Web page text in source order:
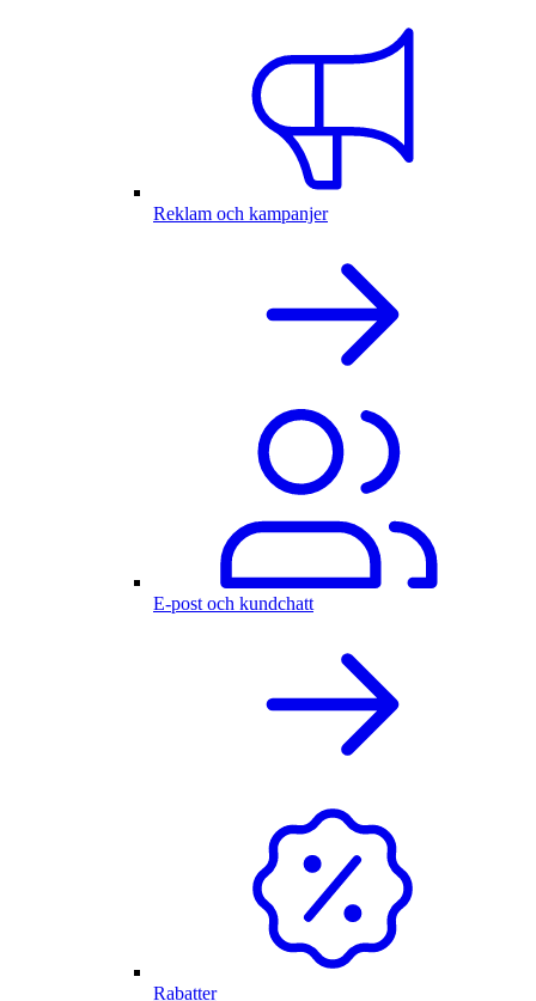
Reklam och kampanjer
E-post och kundchatt
Rabatter